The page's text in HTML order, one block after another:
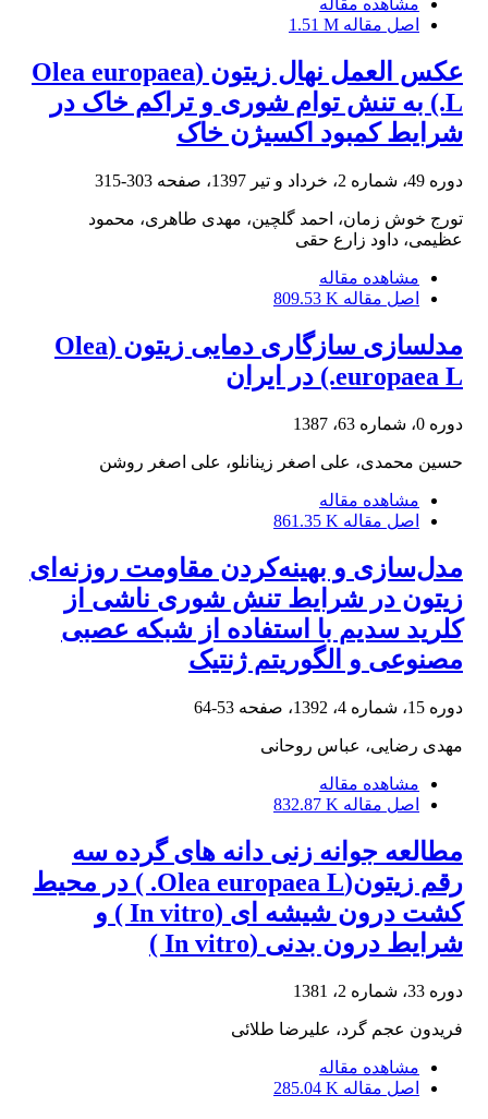
مشاهده مقاله
اصل مقاله 1.51 M
عکس العمل نهال زیتون (Olea europaea
L.) به تنش توام شوری و تراکم خاک در
شرایط کمبود اکسیژن خاک
دوره 49، شماره 2، خرداد و تیر 1397، صفحه 303-315
تورج خوش زمان، احمد گلچین، مهدی طاهری، محمود
عظیمی، داود زارع حقی
مشاهده مقاله
اصل مقاله 809.53 K
مدلسازی سازگاری دمایی زیتون (Olea
europaea L.) در ایران
دوره 0، شماره 63، 1387
حسین محمدی، علی اصغر زینانلو، علی اصغر روشن
مشاهده مقاله
اصل مقاله 861.35 K
مدل‌سازی و بهینه‌کردن مقاومت روزنه‌ای
زیتون در شرایط تنش شوری ناشی از
کلرید سدیم با استفاده از شبکه عصبی
مصنوعی و الگوریتم ژنتیک
دوره 15، شماره 4، 1392، صفحه 53-64
مهدی رضایی، عباس روحانی
مشاهده مقاله
اصل مقاله 832.87 K
مطالعه جوانه زنی دانه های گرده سه
رقم زیتون(Olea europaea L. ) در محیط
کشت درون شیشه ای (In vitro ) و
شرایط درون بدنی (In vitro )
دوره 33، شماره 2، 1381
فریدون عجم گرد، علیرضا طلائی
مشاهده مقاله
اصل مقاله 285.04 K